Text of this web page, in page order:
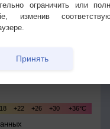
ограничить или
изменив
Принять